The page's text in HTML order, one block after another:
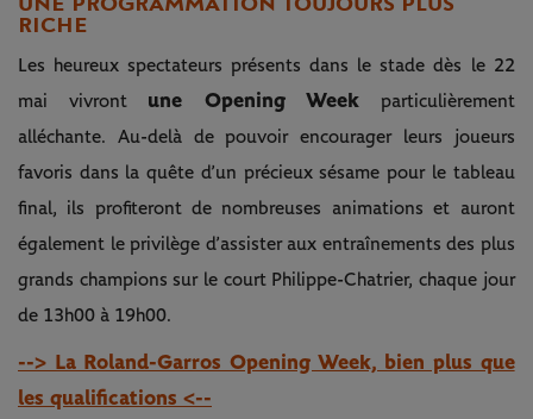
RICHE
Les heureux spectateurs présents dans le stade dès le 22
mai vivront une Opening Week particulièrement
alléchante. Au-delà de pouvoir encourager leurs joueurs
favoris dans la quête d’un précieux sésame pour le tableau
final, ils profiteront de nombreuses animations et auront
également le privilège d’assister aux entraînements des plus
grands champions sur le court Philippe-Chatrier, chaque jour
de 13h00 à 19h00.
--> La Roland-Garros Opening Week, bien plus que
les qualifications <--